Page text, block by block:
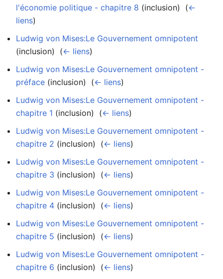
l'économie politique - chapitre 8 (inclusion) ‎ (←
liens)
Ludwig von Mises:Le Gouvernement omnipotent
(inclusion) ‎ (← liens)
Ludwig von Mises:Le Gouvernement omnipotent -
préface (inclusion) ‎ (← liens)
Ludwig von Mises:Le Gouvernement omnipotent -
chapitre 1 (inclusion) ‎ (← liens)
Ludwig von Mises:Le Gouvernement omnipotent -
chapitre 2 (inclusion) ‎ (← liens)
Ludwig von Mises:Le Gouvernement omnipotent -
chapitre 3 (inclusion) ‎ (← liens)
Ludwig von Mises:Le Gouvernement omnipotent -
chapitre 4 (inclusion) ‎ (← liens)
Ludwig von Mises:Le Gouvernement omnipotent -
chapitre 5 (inclusion) ‎ (← liens)
Ludwig von Mises:Le Gouvernement omnipotent -
chapitre 6 (inclusion) ‎ (← liens)